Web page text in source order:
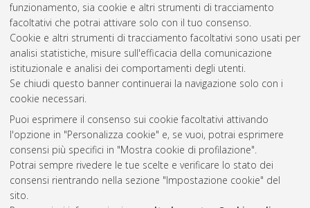
funzionamento, sia cookie e altri strumenti di tracciamento
facoltativi che potrai attivare solo con il tuo consenso.
Cookie e altri strumenti di tracciamento facoltativi sono usati per
analisi statistiche, misure sull'efficacia della comunicazione
istituzionale e analisi dei comportamenti degli utenti.
Se chiudi questo banner continuerai la navigazione solo con i
cookie necessari.
Puoi esprimere il consenso sui cookie facoltativi attivando
l'opzione in "Personalizza cookie" e, se vuoi, potrai esprimere
consensi più specifici in "Mostra cookie di profilazione".
Potrai sempre rivedere le tue scelte e verificare lo stato dei
consensi rientrando nella sezione "Impostazione cookie" del
sito.
Vedi altre statistiche
Gestione del documento:
Atom
Rss
AMS Acta
ISSN: 2038-7954
re3data.org -
doi.org/10.17616/R3P19R
Servizio implementato e